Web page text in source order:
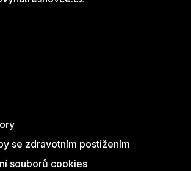
se zdravotním postižením
souborů cookies